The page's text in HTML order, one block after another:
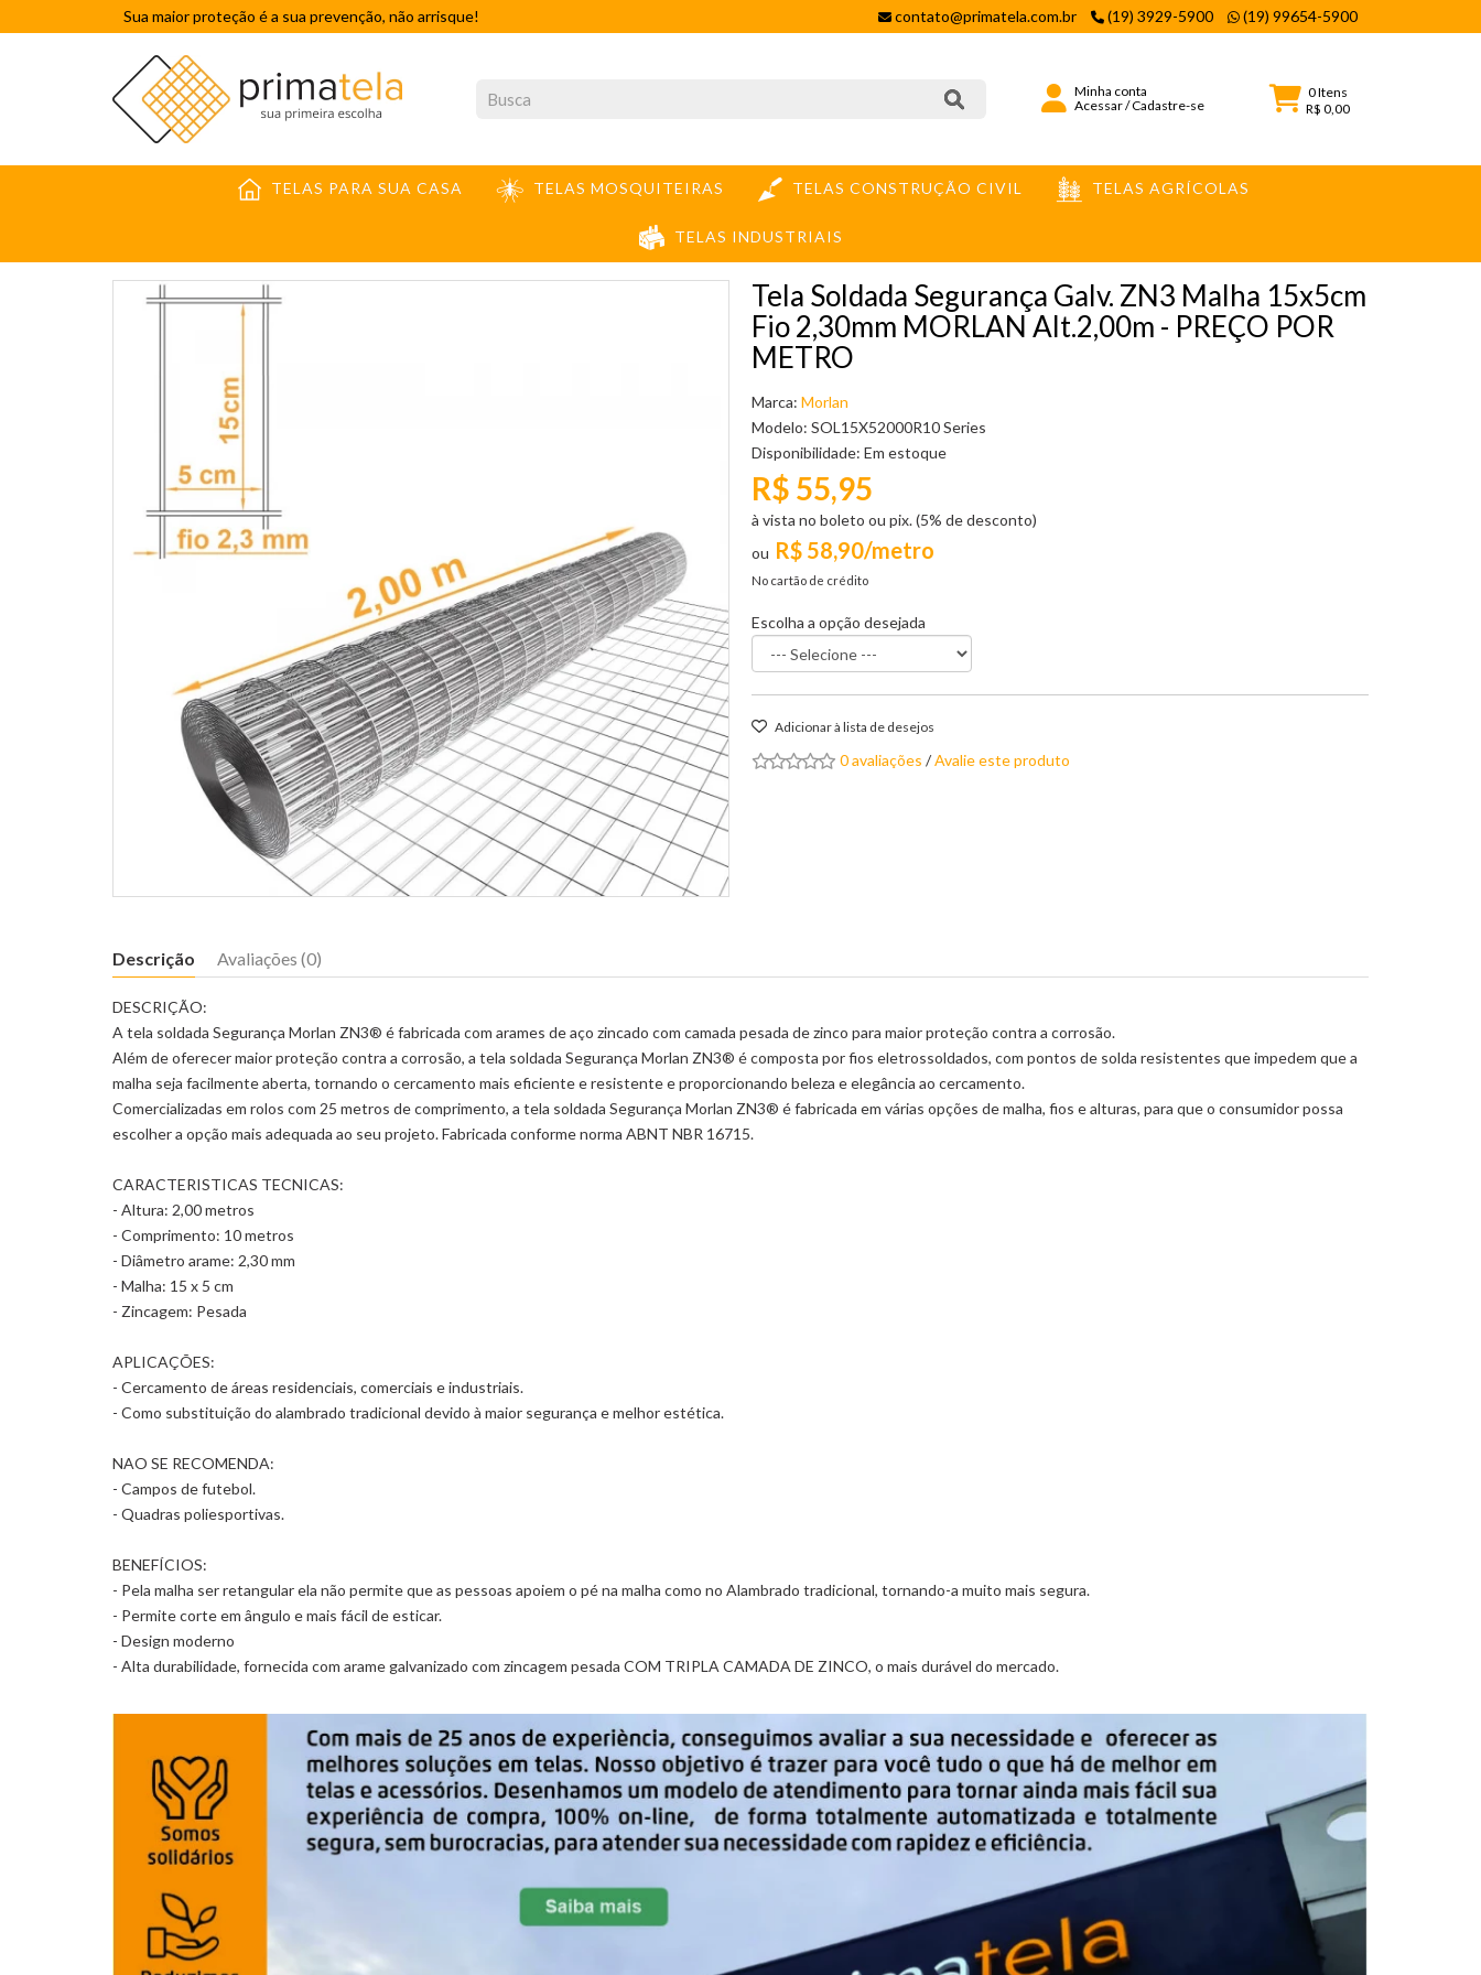
Sua maior proteção é a sua prevenção, não arrisque! contato@primatela.com.br (19) 3929-5900 (19) 99654-5900
Minha conta
Acessar/Cadastre-se
0Itens
R$ 0,00
TELAS PARA SUA CASA TELAS MOSQUITEIRAS TELAS CONSTRUÇÃO CIVIL TELAS AGRÍCOLAS
TELAS INDUSTRIAIS
TELA SOLDADA SEGURANÇA GALV. ZN3 MALHA 15X5CM FIO 2,30MM MORLAN ALT.2,00M - PREÇO POR METRO
Tela Soldada Segurança Galv. ZN3 Malha 15x5cm
Fio 2,30mm MORLAN Alt.2,00m - PREÇO POR
METRO
Marca: Morlan
Modelo: SOL15X52000R10 Series
Disponibilidade: Em estoque
R$ 58,90/metro
No cartão de crédito
R$ 55,95
à vista no boleto ou pix. (5% de desconto)
Escolha a opção desejada
Adicionar à lista de desejos
0 avaliações /Avalie este produto
Descrição Avaliações (0)
DESCRIÇÃO:
A tela soldada Segurança Morlan ZN3® é fabricada com arames de aço zincado com camada pesada de zinco para maior proteção contra a corrosão.
Além de oferecer maior proteção contra a corrosão, a tela soldada Segurança Morlan ZN3® é composta por fios eletrossoldados, com pontos de solda resistentes que impedem que a
malha seja facilmente aberta, tornando o cercamento mais eficiente e resistente e proporcionando beleza e elegância ao cercamento.
Comercializadas em rolos com 25 metros de comprimento, a tela soldada Segurança Morlan ZN3® é fabricada em várias opções de malha, fios e alturas, para que o consumidor possa
escolher a opção mais adequada ao seu projeto. Fabricada conforme norma ABNT NBR 16715.
CARACTERISTICAS TECNICAS:
- Altura: 2,00 metros
- Comprimento: 10 metros
- Diâmetro arame: 2,30 mm
- Malha: 15 x 5 cm
- Zincagem: Pesada
APLICAÇÕES:
- Cercamento de áreas residenciais, comerciais e industriais.
- Como substituição do alambrado tradicional devido à maior segurança e melhor estética.
NAO SE RECOMENDA:
- Campos de futebol.
- Quadras poliesportivas.
BENEFÍCIOS:
- Pela malha ser retangular ela não permite que as pessoas apoiem o pé na malha como no Alambrado tradicional, tornando-a muito mais segura.
- Permite corte em ângulo e mais fácil de esticar.
- Design moderno
- Alta durabilidade, fornecida com arame galvanizado com zincagem pesada COM TRIPLA CAMADA DE ZINCO, o mais durável do mercado.